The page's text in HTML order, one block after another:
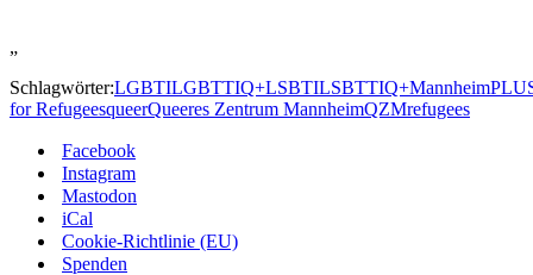
„
Schlagwörter:LGBTILGBTTIQ+LSBTILSBTTIQ+Mannheim
for RefugeesqueerQueeres Zentrum MannheimQZMrefugees
Facebook
Instagram
Mastodon
iCal
Cookie-Richtlinie (EU)
Spenden